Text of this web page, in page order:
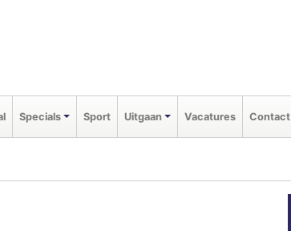
Specials Sport Uitgaan Vacatures Contact